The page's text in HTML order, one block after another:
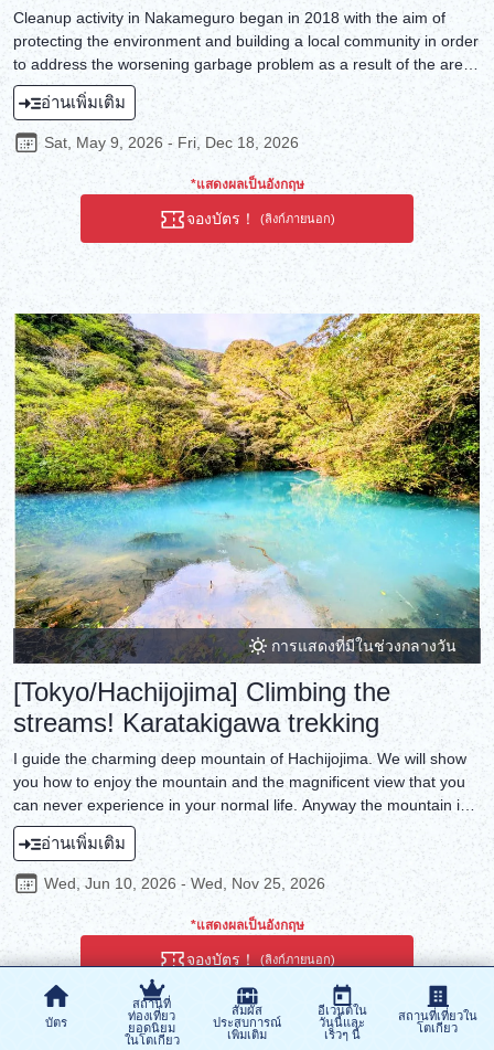
บัตร
สถานที่
ท่องเที่ยว
ยอดนิยม
ในโตเกียว
สัมผัส
ประสบการณ์
เพิ่มเติม
อีเวนต์ใน
วันนี้และ
เร็วๆ นี้
สถานที่เที่ยวใน
โตเกียว
Cleanup activity in Nakameguro began in 2018 with the aim of
protecting the environment and building a local community in order
to address the worsening garbage problem as a result of the area
becoming a sightseeing attraction. The Nakameguro Mura
Beautification Committee, led by underwater photographer Masa
Michishiro, was established by calling on neighborhood
companies. They conduct the activity twice a month, and have
continued to do so over 280 times to date. This activity not only
contributes to the beautification of the city, but also serves as an
occasion for local residents and business people of all ages to
interact and socialize. The committee's initiatives have been highly
Award in 2022. In the future, the committee aims to build an
international community by involving visitors from overseas.This
tour promotes Environment(Eco)-friendly efforts, Cross-cultural
Understanding, and Social Contribution as stated under Sunrise
Tours' Sustainable Development Goals. We advocate for
responsible travel, and urge one and all to become responsible
travelers.
อ่านเพิ่มเติม
Sat, May 9, 2026 - Fri, Dec 18, 2026
*แสดงผลเป็นอังกฤษ
จองบัตร！ (ลิงก์ภายนอก)
การแสดงที่มีในช่วงกลางวัน
[Tokyo/Hachijojima] Climbing the
streams! Karatakigawa trekking
I guide the charming deep mountain of Hachijojima. We will show
you how to enjoy the mountain and the magnificent view that you
can never experience in your normal life. Anyway the mountain in
Hachijojima is full of superb views. It is a treasure of the islanders
who have kept untouched nature. Let's enjoy the excursion of the
island together!
อ่านเพิ่มเติม
Wed, Jun 10, 2026 - Wed, Nov 25, 2026
*แสดงผลเป็นอังกฤษ
จองบัตร！ (ลิงก์ภายนอก)